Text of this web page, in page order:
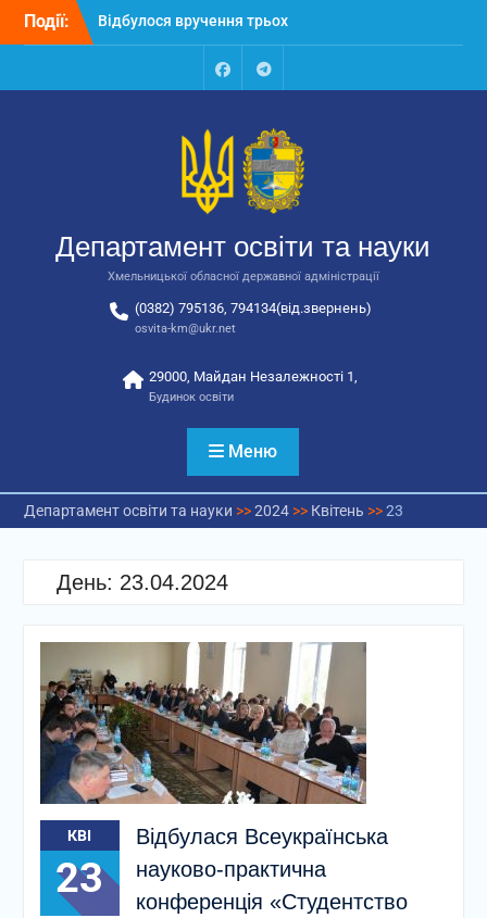
Перейти
Події:
Відбулося вручення трьох
автобусів для потреб
Відбулося засідання
освіти та науки обласної
державної адміністрації
Відбулась обласна
національно-патріотичне
виховання
FacebookTalegram
Департамент освіти та науки
Хмельницької обласної державної адміністрації
(0382) 795136, 794134(від.звернень)
osvita-km@ukr.net
29000, Майдан Незалежності 1,
Будинок освіти
Меню
Департамент освіти та науки >>2024>> Квітень >>23
День: 23.04.2024
КВІ
23
Відбулася Всеукраїнська
науково-практична
конференція «Студентство